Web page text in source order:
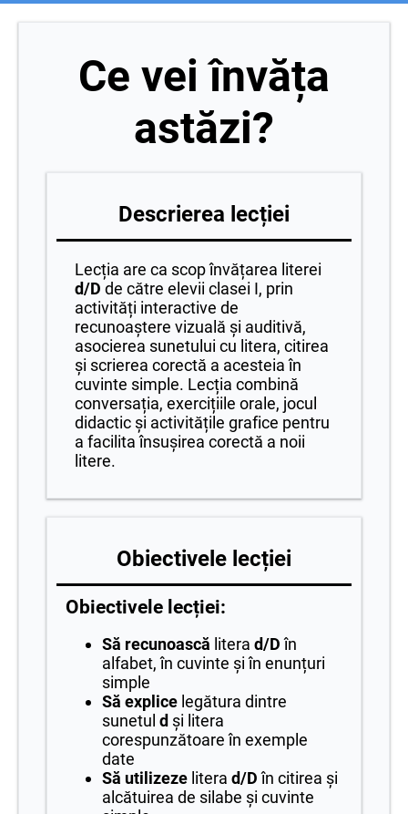
Ce vei învăța
astăzi?
Descrierea lecției
Lecția are ca scop învățarea literei
d/D de către elevii clasei I, prin
activități interactive de
recunoaștere vizuală și auditivă,
asocierea sunetului cu litera, citirea
și scrierea corectă a acesteia în
cuvinte simple. Lecția combină
conversația, exercițiile orale, jocul
didactic și activitățile grafice pentru
a facilita însușirea corectă a noii
litere.
Obiectivele lecției
Obiectivele lecției:
Să recunoască litera d/Dîn
alfabet, în cuvinte și în enunțuri
simple
Să explice legătura dintre
sunetul d și litera
corespunzătoare în exemple
date
Să utilizeze litera d/Dîn citirea și
alcătuirea de silabe și cuvinte